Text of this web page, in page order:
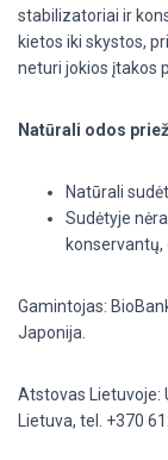
stabilizatoriai ir
kietos iki skystos,
neturi jokios įtakos
Natūrali odos
Natūrali
Sudėtyje
konservantų,
Gamintojas:
Japonija.
Atstovas Lietuvoje:
Lietuva, tel. +370